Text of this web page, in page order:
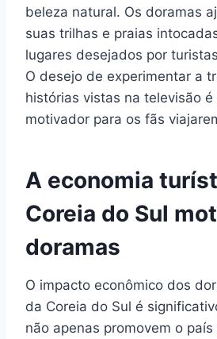
beleza natural. Os doramas
suas trilhas e praias
lugares desejados por
O desejo de experimentar a
histórias vistas na televisão é
motivador para os fãs
A economia
Coreia do Sul
doramas
O impacto econômico dos
da Coreia do Sul é
não apenas promovem o